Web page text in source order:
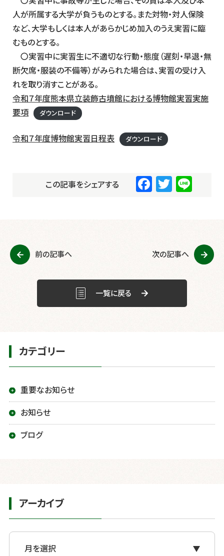
人が所属する大学が負うものとする。また対物・対人保険
など、大学もしくは本人があらかじめ加入のうえ実習に臨
むものとする。
〇実習中に実習生に不適切な行動・態度（遅刻・早退・無
断欠席・服装の不備等）がみられた場合は、実習の受け入
れを取り消すことがある。
令和７年度熊本県立装飾古墳館における博物館実習実施
要項
ダウンロード
令和７年度博物館実習日程表 ダウンロード
この記事をシェアする
F
b
o
o
T Li
前の記事へ 次の記事へ
一覧に戻る
カテゴリー
重要なお知らせ
お知らせ
ブログ
アーカイブ